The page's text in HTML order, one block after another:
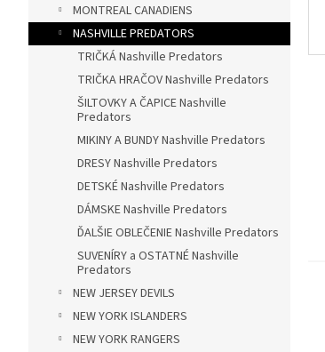
MONTREAL CANADIENS
NASHVILLE PREDATORS
TRIČKÁ Nashville Predators
TRIČKA HRAČOV Nashville Predators
ŠILTOVKY A ČAPICE Nashville
Predators
MIKINY A BUNDY Nashville Predators
DRESY Nashville Predators
DETSKÉ Nashville Predators
DÁMSKE Nashville Predators
ĎALŠIE OBLEČENIE Nashville Predators
SUVENÍRY a OSTATNÉ Nashville
Predators
NEW JERSEY DEVILS
NEW YORK ISLANDERS
NEW YORK RANGERS